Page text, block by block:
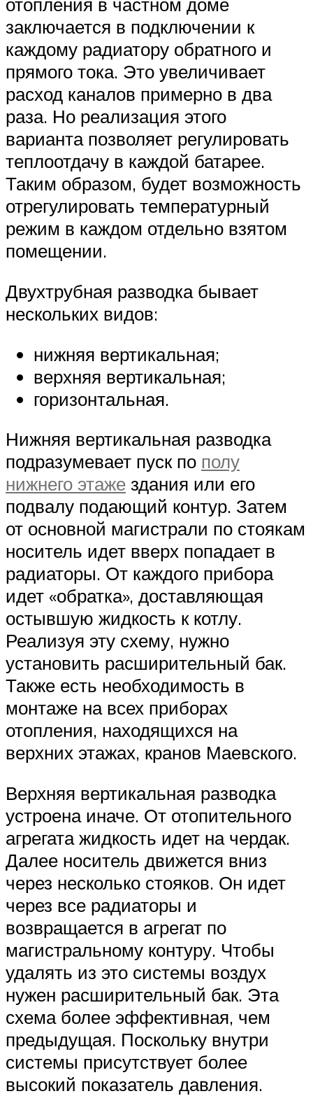
отопления в частном доме
заключается в подключении к
каждому радиатору обратного и
прямого тока. Это увеличивает
расход каналов примерно в два
раза. Но реализация этого
варианта позволяет регулировать
теплоотдачу в каждой батарее.
Таким образом, будет возможность
отрегулировать температурный
режим в каждом отдельно взятом
помещении.
Двухтрубная разводка бывает
нескольких видов:
нижняя вертикальная;
верхняя вертикальная;
горизонтальная.
Нижняя вертикальная разводка
подразумевает пуск по полу
нижнего этаже здания или его
подвалу подающий контур. Затем
от основной магистрали по стоякам
носитель идет вверх попадает в
радиаторы. От каждого прибора
идет «обратка», доставляющая
остывшую жидкость к котлу.
Реализуя эту схему, нужно
установить расширительный бак.
Также есть необходимость в
монтаже на всех приборах
отопления, находящихся на
верхних этажах, кранов Маевского.
Верхняя вертикальная разводка
устроена иначе. От отопительного
агрегата жидкость идет на чердак.
Далее носитель движется вниз
через несколько стояков. Он идет
через все радиаторы и
возвращается в агрегат по
магистральному контуру. Чтобы
удалять из это системы воздух
нужен расширительный бак. Эта
схема более эффективная, чем
предыдущая. Поскольку внутри
системы присутствует более
высокий показатель давления.